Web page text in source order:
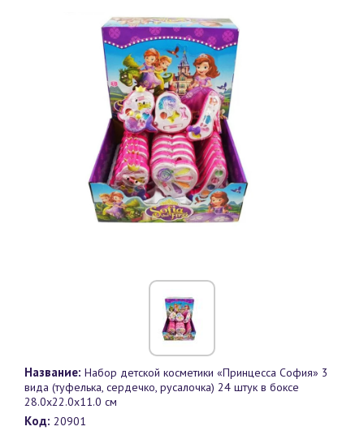
Название: Набор детской косметики «Принцесса София» 3
вида (туфелька, сердечко, русалочка) 24 штук в боксе
28.0х22.0х11.0 см
Код: 20901